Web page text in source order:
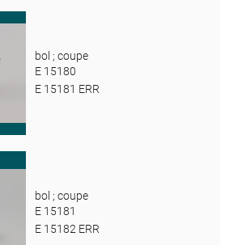
bol ; coupe
E 15180
E 15181 ERR
bol ; coupe
E 15181
E 15182 ERR